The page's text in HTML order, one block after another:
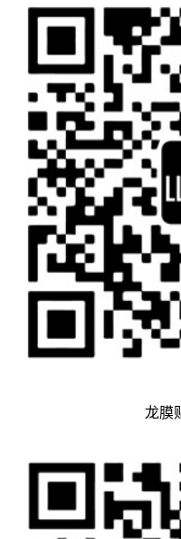
龙膜